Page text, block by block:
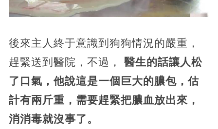
​後來主人終于意識到狗狗情況的嚴重，
趕緊送到醫院，不過， 醫生的話讓人松
了口氣，他說這是一個巨大的膿包，估
計有兩斤重，需要趕緊把膿血放出來，
消消毒就沒事了。